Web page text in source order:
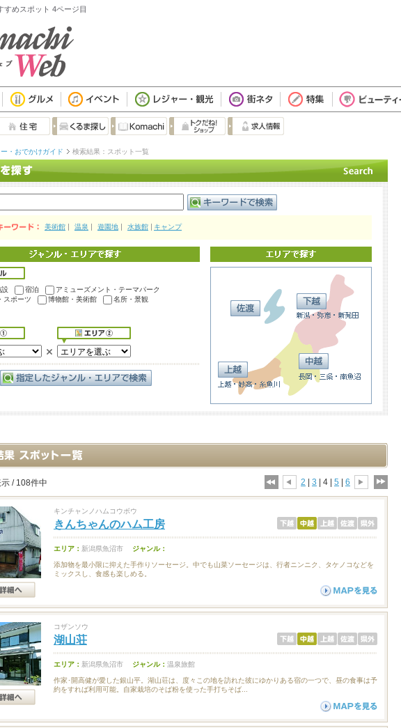
すめスポット 4ページ目
・おでかけガイド 検索結果：スポット一覧
美術館 温泉 遊園地 水族館 キャンプ
設 宿泊
アミューズメント・テーマパーク
スポーツ
博物館・美術館
名所・景観
示 / 108件中 2 3 | 4 | 5 6
キンチャンノハムコウボウ
きんちゃんのハム工房
エリア： 新潟県魚沼市 ジャンル：
添加物を最小限に抑えた手作りソーセージ。中でも山菜ソーセージは、行者ニンニク、タケノコなどを
ミックスし、食感も楽しめる。
コザンソウ
湖山荘
エリア： 新潟県魚沼市 ジャンル： 温泉旅館
作家･開高健が愛した銀山平。湖山荘は、度々この地を訪れた彼にゆかりある宿の一つで、昼の食事は予
約をすれば利用可能。自家栽培のそば粉を使った手打ちそば...